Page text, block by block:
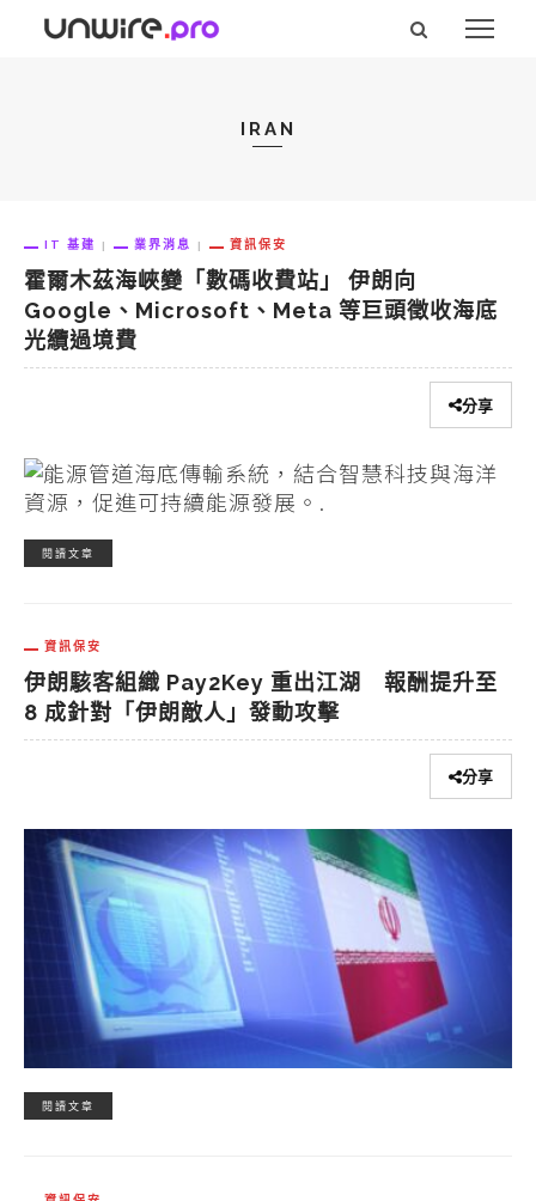
IRAN
IT 基建 業界消息 資訊保安
霍爾木茲海峽變「數碼收費站」 伊朗向
Google、Microsoft、Meta 等巨頭徵收海底
光纜過境費
分享
閱讀文章
資訊保安
伊朗駭客組織 Pay2Key 重出江湖 報酬提升至
8 成針對「伊朗敵人」發動攻擊
分享
閱讀文章